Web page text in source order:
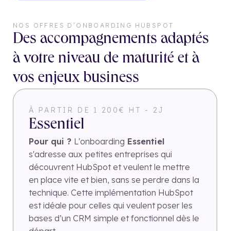
NOS OFFRES D’ONBOARDING HUBSPOT
Des accompagnements adaptés
à votre niveau de maturité et à
vos enjeux business
À PARTIR DE 1 200€ HT - 2J
Essentiel
Pour qui ? L'onboarding Essentiel
s'adresse aux petites entreprises qui
découvrent HubSpot et veulent le mettre
en place vite et bien, sans se perdre dans la
technique. Cette implémentation HubSpot
est idéale pour celles qui veulent poser les
bases d’un CRM simple et fonctionnel dès le